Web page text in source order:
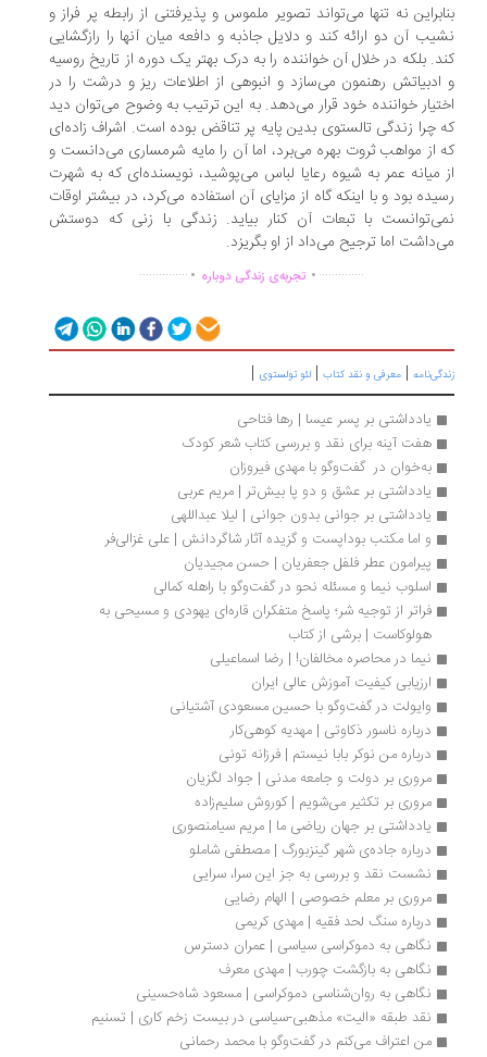
نه تنها می‌تواند تصویر ملموس و پذیرفتنی از رابطه پر فراز و
آن دو ارائه کند و دلایل جاذبه و دافعه میان آنها را رازگشایی
بلکه در خلال آن خواننده را به درک بهتر یک دوره از تاریخ روسیه
رهنمون می‌سازد و انبوهی از اطلاعات ریز و درشت را در
خواننده خود قرار می‌دهد. به این ترتیب به وضوح می‌توان دید
چرا زندگی تالستوی بدین پایه پر تناقض بوده است. اشراف زاده‌ای
از مواهب ثروت بهره می‌برد، اما آن را مایه شرمساری می‌دانست و
میانه عمر به شیوه رعایا لباس می‌پوشید، نویسنده‌ای که به شهرت
بود و با اینکه گاه از مزایای آن استفاده می‌کرد، در بیشتر اوقات
با تبعات آن کنار بیاید. زندگی با زنی که دوستش
اما ترجیح می‌داد از او بگریزد.
................تجربه‌ی زندگی دوباره ...............
|معرفی و نقد کتاب|لئو تولستوی|
یادداشتی بر پسر عیسا | رها فتاحی
هفت آینه برای نقد و بررسی کتاب شعر کودک
به‌خوان در  گفت‌وگو با مهدی فیروزان
یادداشتی بر عشق و دو پا بیش‌تر | مریم عربی
یادداشتی بر جوانی بدون جوانی | لیلا عبداللهی
و اما مکتب بوداپست و گزیده آثار شاگردانش | علی غزالی‌فر
پیرامون عطر فلفل جعفریان | حسن مجیدیان
اسلوب نیما و مسئله نحو در گفت‌وگو با راهله کمالی
فراتر از توجیه شر؛ پاسخ متفکران قاره‌ای یهودی و مسیحی به
هولوکاست | برشی از کتاب
نیما در محاصره مخالفان! | رضا اسماعیلی
ارزیابی کیفیت آموزش عالی ایران
وایولت در گفت‌وگو با حسین مسعودی آشتیانی
درباره ناسور ذکاوتی | مهدیه کوهی‌کار
درباره من نوکر بابا نیستم | فرزانه تونی
مروری بر دولت و جامعه مدنی | جواد لگزیان
مروری بر تکثیر می‌شویم | کوروش سلیم‌زاده
یادداشتی بر جهان ریاضی ما | مریم سیامنصوری
درباره جاده‌ی شهر گینزبورگ | مصطفی شاملو
نشست نقد و بررسی به جز این سرا، سرایی
مروری بر معلم خصوصی | الهام رضایی
درباره سنگ لحد فقیه | مهدی کریمی
نگاهی به دموکراسی سیاسی | عمران دسترس
نگاهی به بازگشت چورب | مهدی معرف
نگاهی به روان‌شناسی دموکراسی | مسعود شاه‏‌حسینی
نقد طبقه‌ «الیت» مذهبی-سیاسی در بیست زخم کاری | تسنیم
من اعتراف می‌کنم در گفت‌وگو با محمد رحمانی